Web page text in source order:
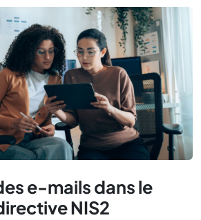
e-mails dans le
NIS2